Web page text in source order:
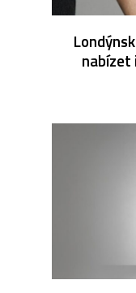
nabízet